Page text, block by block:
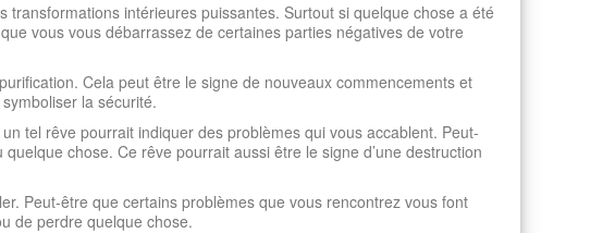
transformations intérieures puissantes. Surtout si quelque chose a été
vous vous débarrassez de certaines parties négatives de votre
Cela peut être le signe de nouveaux commencements et
la sécurité.
tel rêve pourrait indiquer des problèmes qui vous accablent. Peut-
chose. Ce rêve pourrait aussi être le signe d’une destruction
Peut-être que certains problèmes que vous rencontrez vous font
de perdre quelque chose.